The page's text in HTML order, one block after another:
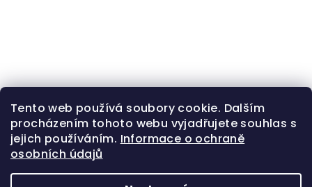
Tento web používá soubory cookie. Dalším
procházením tohoto webu vyjadřujete souhlas s
jejich používáním. Informace o ochraně
osobních údajů